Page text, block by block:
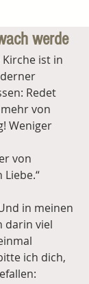
werde
Kirche ist in
Redet
von
Weniger
von
in meinen
darin viel
ich dich,